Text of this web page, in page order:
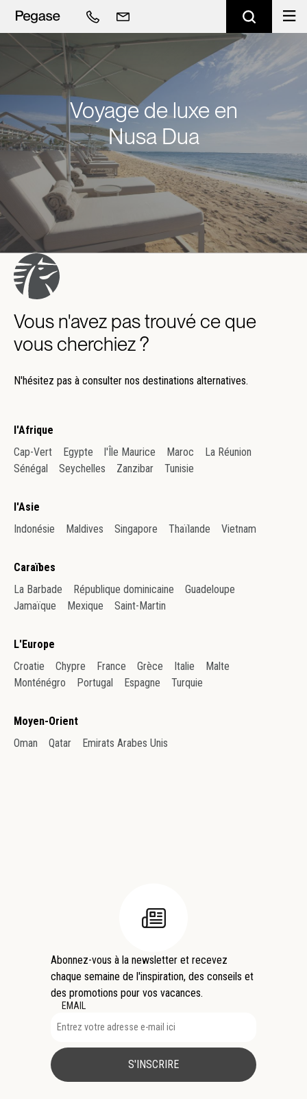
Voyage de luxe en
Nusa Dua
Vous n'avez pas trouvé ce que
vous cherchiez ?
N'hésitez pas à consulter nos destinations alternatives.
l'Afrique
Cap-Vert
Egypte l'Île Maurice Maroc
La Réunion
Sénégal
Seychelles Zanzibar Tunisie
l'Asie
Indonésie
Maldives Singapore Thaïlande Vietnam
Caraïbes
La Barbade
République dominicaine
Guadeloupe
Jamaïque
Mexique Saint-Martin
L'Europe
Croatie
Chypre France Grèce Italie
Malte
Monténégro
Portugal Espagne Turquie
Moyen-Orient
Oman
Qatar Emirats Arabes Unis
Abonnez-vous à la newsletter et recevez
chaque semaine de l'inspiration, des conseils et
des promotions pour vos vacances.
EMAIL
S'INSCRIRE